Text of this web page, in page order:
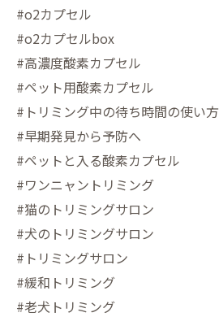
#o2カプセル
#o2カプセルbox
#高濃度酸素カプセル
#ペット用酸素カプセル
#トリミング中の待ち時間の使い方
#早期発見から予防へ
#ペットと入る酸素カプセル
#ワンニャントリミング
#猫のトリミングサロン
#犬のトリミングサロン
#トリミングサロン
#緩和トリミング
#老犬トリミング